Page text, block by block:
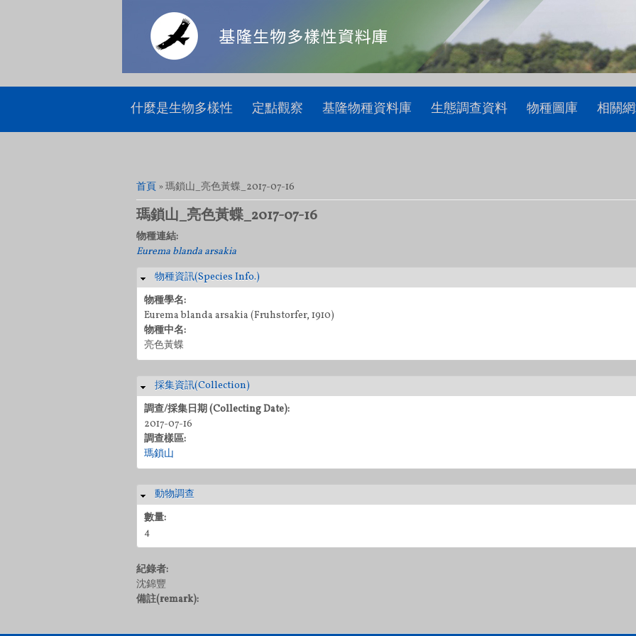
什麼是生物多樣性 定點觀察 基隆物種資料庫 生態調查資料 物種圖庫 相關
您在這裡
首頁 » 瑪鎖山_亮色黃蝶_2017-07-16
瑪鎖山_亮色黃蝶_2017-07-16
物種連結:
Eurema blanda arsakia
隱藏
物種資訊(Species Info.)
物種學名:
Eurema blanda arsakia (Fruhstorfer, 1910)
物種中名:
亮色黃蝶
隱藏
採集資訊(Collection)
調查/採集日期 (Collecting Date):
2017-07-16
調查樣區:
瑪鎖山
隱藏
動物調查
數量:
4
紀錄者:
沈錦豐
備註(remark):